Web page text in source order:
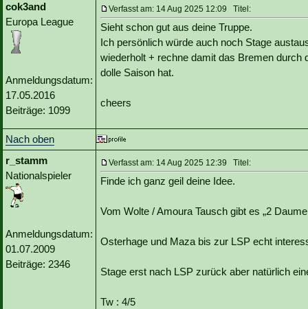
cok3and
Europa League
Anmeldungsdatum:
17.05.2016
Beiträge: 1099
Verfasst am: 14 Aug 2025 12:09 Titel:
Sieht schon gut aus deine Truppe.
Ich persönlich würde auch noch Stage
wiederholt + rechne damit das Bremen durch
dolle Saison hat.
cheers
Nach oben
r_stamm
Nationalspieler
Anmeldungsdatum:
01.07.2009
Beiträge: 2346
Verfasst am: 14 Aug 2025 12:39 Titel:
Finde ich ganz geil deine Idee.
Vom Wolte / Amoura Tausch gibt es „2
Osterhage und Maza bis zur LSP echt
Stage erst nach LSP zurück aber natürlich
Tw : 4/5